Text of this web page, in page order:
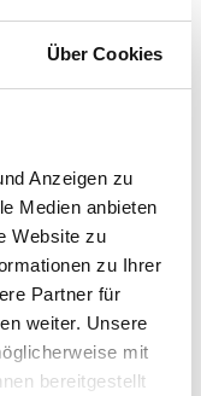
Über Cookies
Anzeigen zu
Medien anbieten
Website zu
zu Ihrer
Partner für
weiter. Unsere
mit
bereitgestellt
anklicken